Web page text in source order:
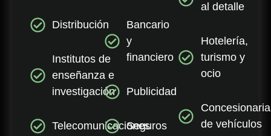
Distribución
Institutos de
enseñanza e
investigación
Telecomunicaciones
Bancario
y
financiero
Publicidad
Seguros
al detalle
Hotelería,
turismo y
ocio
de vehículos